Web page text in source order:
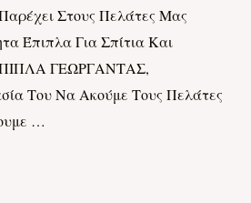
Στους Πελάτες Μας
Έπιπλα Για Σπίτια Και
ΕΠΙΠΛΑ ΓΕΩΡΓΑΝΤΑΣ,
Του Να Ακούμε Τους Πελάτες
…